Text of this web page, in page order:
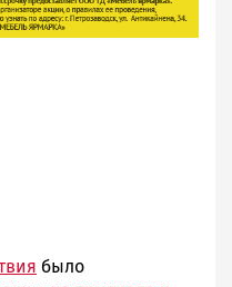
было